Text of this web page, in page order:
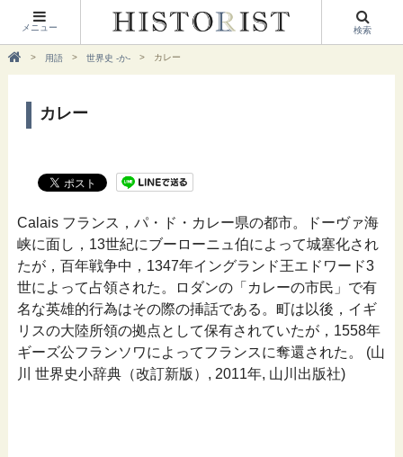
メニュー 検索
用語 世界史 -か- カレー
カレー
Calais フランス，パ・ド・カレー県の都市。ドーヴァ海
峡に面し，13世紀にブーローニュ伯によって城塞化され
たが，百年戦争中，1347年イングランド王エドワード3
世によって占領された。ロダンの「カレーの市民」で有
名な英雄的行為はその際の挿話である。町は以後，イギ
リスの大陸所領の拠点として保有されていたが，1558年
ギーズ公フランソワによってフランスに奪還された。 (山
川 世界史小辞典（改訂新版）, 2011年, 山川出版社)